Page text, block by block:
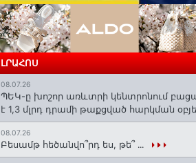
ԼՐԱՀՈՍ
08.07.26
ՊԵԿ-ը խոշոր առևտրի կենտրոնում
է 1,3 մլրդ դրամի թաքցված հարկման
08.07.26
Բեսամթ հեծանվո՞րդ ես, թե՞ ․․․